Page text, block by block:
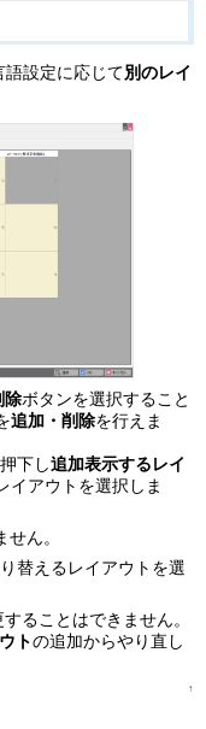
設定に応じて別のレイ
除ボタンを選択すること
追加・削除を行えま
下し追加表示するレイ
イアウトを選択しま
ん。
替えるレイアウトを選
ることはできません。
トの追加からやり直し
↑